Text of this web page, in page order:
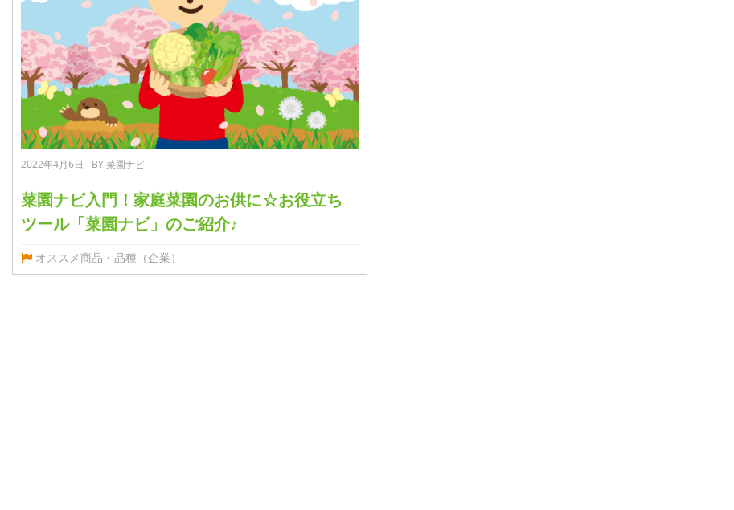
2022年4月6日 - BY 菜園ナビ
菜園ナビ入門！家庭菜園のお供に☆お役立ち
ツール「菜園ナビ」のご紹介♪
オススメ商品・品種（企業）